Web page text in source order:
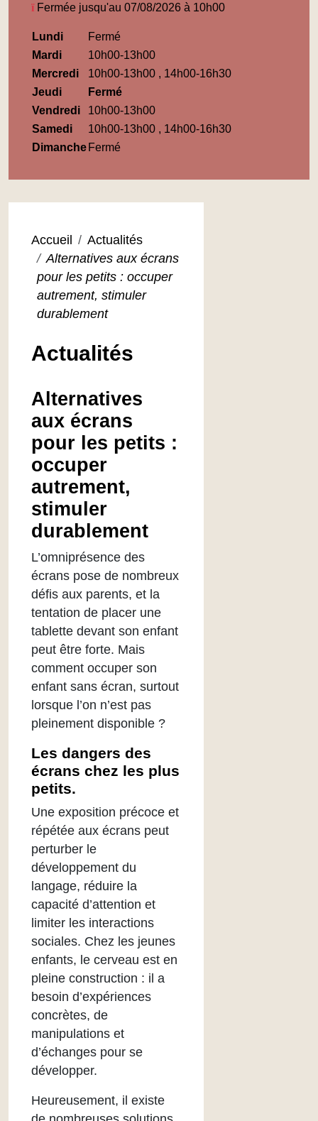
Fermée jusqu'au 07/08/2026 à 10h00
Horaires
Médiathèque
Maupassant
Lundi
Fermé
Mardi
10h00-13h00
Mercredi
10h00-13h00 , 14h00-16h30
Jeudi
Fermé
Vendredi
10h00-13h00
Samedi
10h00-13h00 , 14h00-16h30
Dimanche Fermé
Accueil
Actualités
Alternatives aux écrans
pour les petits : occuper
autrement, stimuler
durablement
Actualités
Alternatives
aux écrans
pour les petits :
occuper
autrement,
stimuler
durablement
L’omniprésence des
écrans pose de nombreux
défis aux parents, et la
tentation de placer une
tablette devant son enfant
peut être forte. Mais
comment occuper son
enfant sans écran, surtout
lorsque l’on n’est pas
pleinement disponible ?
Les dangers des
écrans chez les plus
petits.
Une exposition précoce et
répétée aux écrans peut
perturber le
développement du
langage, réduire la
capacité d’attention et
limiter les interactions
sociales. Chez les jeunes
enfants, le cerveau est en
pleine construction : il a
besoin d’expériences
concrètes, de
manipulations et
d’échanges pour se
développer.
Heureusement, il existe